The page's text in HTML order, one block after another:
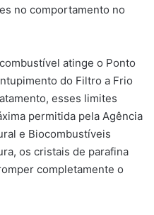
no comportamento no
atinge o Ponto
do Filtro a Frio
esses limites
permitida pela Agência
e Biocombustíveis
os cristais de parafina
completamente o